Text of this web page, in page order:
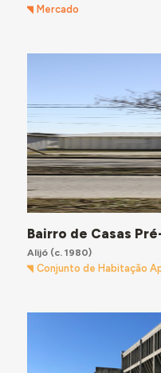
Mercado
Bairro de Casas
Alijó(c. 1980)
Conjunto de Habitação